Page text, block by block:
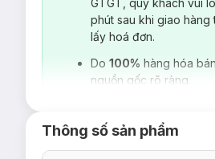
phút sau khi giao
lấy hoá đơn.
Do 100% hàng hóa
nguồn gốc rõ ràng.
Thông số sản phẩm